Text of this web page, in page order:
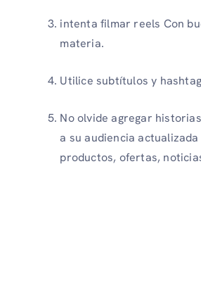
intenta filmar reels Con
materia.
Utilice subtítulos y
No olvide agregar
a su audiencia
productos, ofertas,